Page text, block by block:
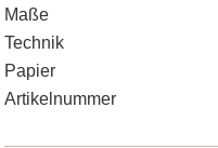
Maße
Technik
Papier
Artikelnummer